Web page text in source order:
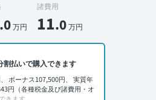
.0万円
諸費用
11.0万円
割払いで購入できます
ボーナス107,500円、 実質年
円（各種税金及び諸費用・オ